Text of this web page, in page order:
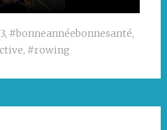
, #bonneannéebonnesanté,
, #rowing